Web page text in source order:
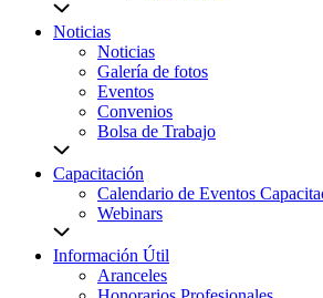
Noticias
Noticias
Galería de fotos
Eventos
Convenios
Bolsa de Trabajo
Capacitación
Calendario de Eventos
Webinars
Información Útil
Aranceles